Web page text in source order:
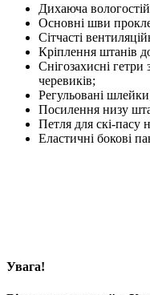
Дихаюча
Основні шви
Сітчасті
Кріплення штанів
Снігозахисні
черевиків;
Регульовані
Посилення низу
Петля для скі-пасу
Еластичні бокові
Увага!